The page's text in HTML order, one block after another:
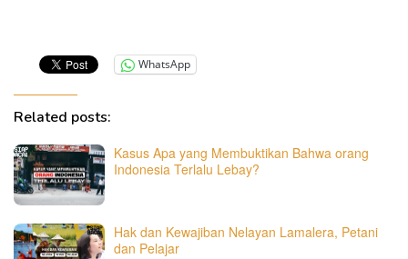
WhatsApp
Related posts:
Kasus Apa yang Membuktikan Bahwa orang
Indonesia Terlalu Lebay?
Hak dan Kewajiban Nelayan Lamalera, Petani
dan Pelajar